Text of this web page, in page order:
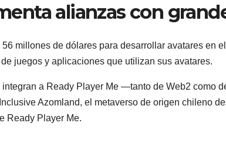
alianzas con
56 millones de dólares para desarrollar avatares en
juegos y aplicaciones que utilizan sus avatares.
a Ready Player Me —tanto de Web2 como
Azomland, el metaverso de origen chileno
Ready Player Me.